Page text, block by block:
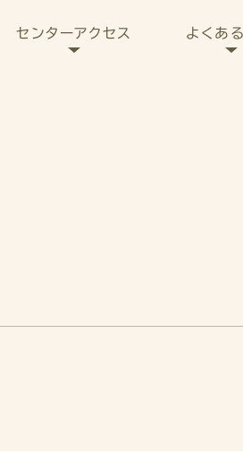
センターアクセス よくあ